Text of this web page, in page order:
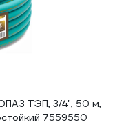
ТЭП, 3/4", 50 м,
7559550